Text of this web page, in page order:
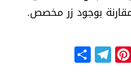
بوجود زر مخصص.
WhatsApp
Pinterest
Telegram